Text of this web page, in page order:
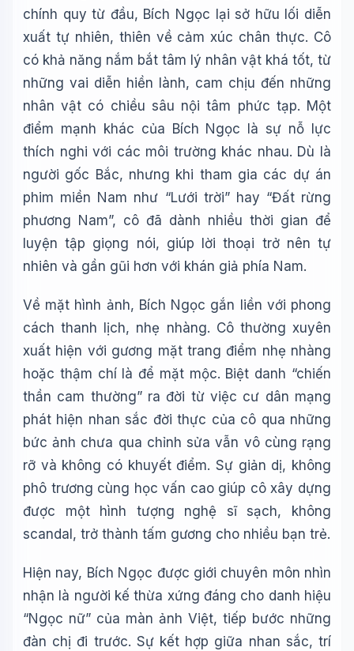
chính quy từ đầu, Bích Ngọc lại sở hữu lối diễn
xuất tự nhiên, thiên về cảm xúc chân thực. Cô
có khả năng nắm bắt tâm lý nhân vật khá tốt, từ
những vai diễn hiền lành, cam chịu đến những
nhân vật có chiều sâu nội tâm phức tạp. Một
điểm mạnh khác của Bích Ngọc là sự nỗ lực
thích nghi với các môi trường khác nhau. Dù là
người gốc Bắc, nhưng khi tham gia các dự án
phim miền Nam như “Lưới trời” hay “Đất rừng
phương Nam”, cô đã dành nhiều thời gian để
luyện tập giọng nói, giúp lời thoại trở nên tự
nhiên và gần gũi hơn với khán giả phía Nam.
Về mặt hình ảnh, Bích Ngọc gắn liền với phong
cách thanh lịch, nhẹ nhàng. Cô thường xuyên
xuất hiện với gương mặt trang điểm nhẹ nhàng
hoặc thậm chí là để mặt mộc. Biệt danh “chiến
thần cam thường” ra đời từ việc cư dân mạng
phát hiện nhan sắc đời thực của cô qua những
bức ảnh chưa qua chỉnh sửa vẫn vô cùng rạng
rỡ và không có khuyết điểm. Sự giản dị, không
phô trương cùng học vấn cao giúp cô xây dựng
được một hình tượng nghệ sĩ sạch, không
scandal, trở thành tấm gương cho nhiều bạn trẻ.
Hiện nay, Bích Ngọc được giới chuyên môn nhìn
nhận là người kế thừa xứng đáng cho danh hiệu
“Ngọc nữ” của màn ảnh Việt, tiếp bước những
đàn chị đi trước. Sự kết hợp giữa nhan sắc, trí